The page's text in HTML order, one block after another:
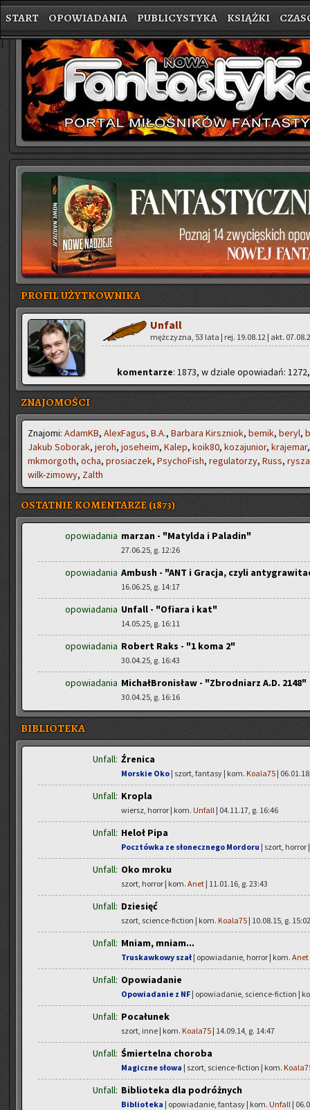
START OPOWIADANIA PUBLICYSTYKA KSIĄŻKI
}
PROFIL UŻYTKOWNIKA
Unfall
męż­czy­zna, 53 lata | rej. 19.08.12 | akt.
ko­men­ta­rze: 1873, w dzia­le opo­wia­dań:
ZNAJOMOŚCI
Zna­jo­mi: AdamKB, Ale­xFa­gus, B.A., Bar­ba­ra Kirsz­niok, bemik, beryl,
Jakub So­bo­rak, jeroh, jo­se­he­im, Kalep, ko­ik80, ko­za­ju­nior, kra­je­mar
mkmor­goth, ocha, pro­sia­czek, Psy­cho­Fish, re­gu­la­to­rzy, Russ,
wilk-zi­mo­wy, Zalth
OSTATNIE KOMENTARZE (1873)
opowiadania marzan - "Matylda i Paladin"
27.06.25, g. 12:26
opowiadania Ambush - "ANT i Gracja, czyli
16.06.25, g. 14:17
opowiadania Unfall - "Ofiara i kat"
14.05.25, g. 16:11
opowiadania Robert Raks - "1 koma 2"
30.04.25, g. 16:43
opowiadania MichałBronisław - "Zbrodniarz A.D. 2148"
30.04.25, g. 16:16
BIBLIOTEKA
Unfall: Źrenica
Morskie Oko | szort, fantasy | kom. Koala75 |
Unfall: Kropla
wiersz, horror | kom. Unfall | 04.11.17, g. 16:46
Unfall: Heloł Pipa
Pocztówka ze słonecznego Mordoru | szort, horror
Unfall: Oko mroku
szort, horror | kom. Anet | 11.01.16, g. 23:43
Unfall: Dziesięć
szort, science-fiction | kom. Koala75 | 10.08.15, g. 15:02
Unfall: Mniam, mniam...
Truskawkowy szał | opowiadanie, horror | kom. Anet
Unfall: Opowiadanie
Opowiadanie z NF | opowiadanie, science-fiction |
Unfall: Pocałunek
szort, inne | kom. Koala75 | 14.09.14, g. 14:47
Unfall: Śmiertelna choroba
Magiczne słowa | szort, science-fiction | kom.
Unfall: Biblioteka dla podróżnych
Biblioteka | opowiadanie, fantasy | kom. Unfall |